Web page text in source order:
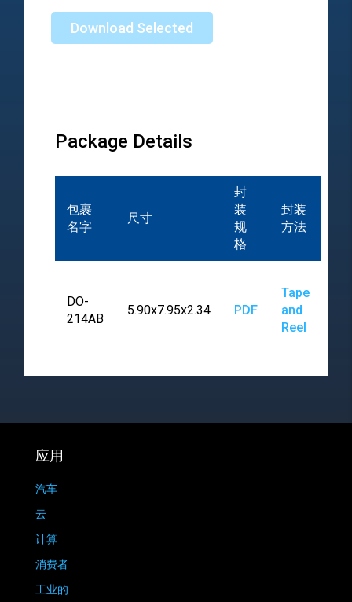
Download Selected
Package Details
包裹
名字
尺寸
封
装
规
格
封装
方法
DO-
214AB
5.90x7.95x2.34 PDF
Tape
and
Reel
应用
汽车
云
计算
消费者
工业的